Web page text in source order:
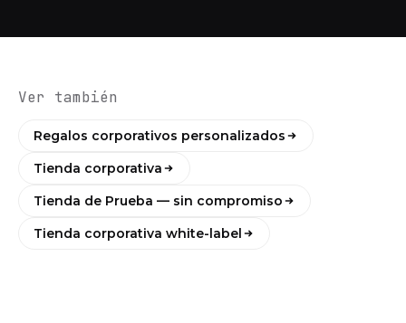
Ver también
Regalos corporativos personalizados
Tienda corporativa
Tienda de Prueba — sin compromiso
Tienda corporativa white-label